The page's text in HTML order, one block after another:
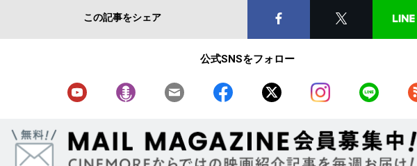
この記事をシェア
公式SNSをフォロー